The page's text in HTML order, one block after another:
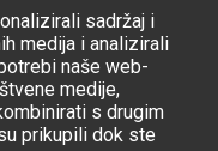
sadržaj i
medija i analizirali
naše web-
medije,
s drugim
prikupili dok ste